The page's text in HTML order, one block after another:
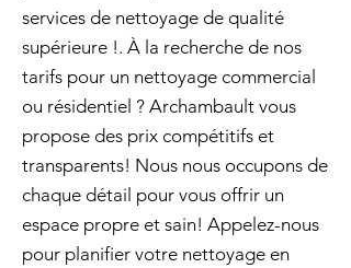
services de nettoyage de qualité
supérieure !. À la recherche de nos
tarifs pour un nettoyage commercial
ou résidentiel ? Archambault vous
propose des prix compétitifs et
transparents! Nous nous occupons de
chaque détail pour vous offrir un
espace propre et sain! Appelez-nous
pour planifier votre nettoyage en